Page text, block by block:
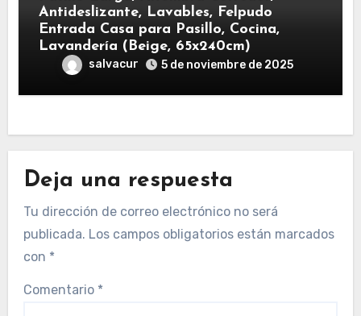
Antideslizante, Lavables, Felpudo
Entrada Casa para Pasillo, Cocina,
Lavandería (Beige, 65x240cm)
salvacur 5 de noviembre de 2025
Deja una respuesta
Tu dirección de correo electrónico no será
publicada. Los campos obligatorios están marcados
con *
Comentario *